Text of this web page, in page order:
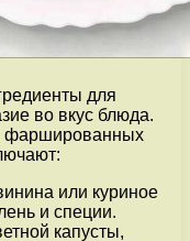
для
во вкус блюда.
фаршированных
или куриное
и специи.
капусты,